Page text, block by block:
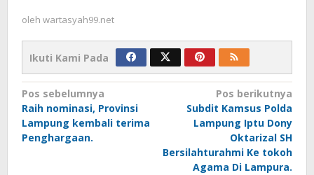
oleh wartasyah99.net
Ikuti Kami Pada
Navigasi
pos
Pos sebelumnya
Raih nominasi, Provinsi
Lampung kembali terima
Penghargaan.
Pos berikutnya
Subdit Kamsus Polda
Lampung Iptu Dony
Oktarizal SH
Bersilahturahmi Ke tokoh
Agama Di Lampura.